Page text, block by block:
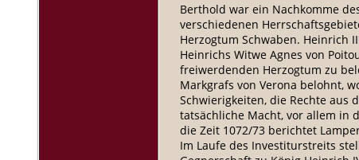
Berthold war ein Nachkomme
verschiedenen
Herzogtum Schwaben. Heinrich
Heinrichs Witwe Agnes von
freiwerdenden Herzogtum zu
Markgrafs von Verona belohnt,
Schwierigkeiten, die Rechte aus
tatsächliche Macht, vor allem in
die Zeit 1072/73 berichtet
Im Laufe des Investiturstreits